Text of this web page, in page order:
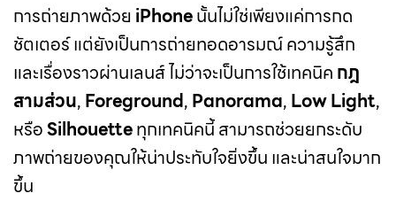
การถ่ายภาพด้วยiPhoneนั้นไม่ใช่เพียงแค่การกด
ชัตเตอร์ แต่ยังเป็นการถ่ายทอดอารมณ์ ความรู้สึก
และเรื่องราวผ่านเลนส์ ไม่ว่าจะเป็นการใช้เทคนิคกฎ
สามส่วน,Foreground,Panorama,Low Light,
หรือSilhouetteทุกเทคนิคนี้ สามารถช่วยยกระดับ
ภาพถ่ายของคุณให้น่าประทับใจยิ่งขึ้น และน่าสนใจมาก
ขึ้น